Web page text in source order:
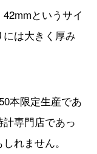
というサイ
は大きく厚み
本限定生産であ
専門店であっ
れません。